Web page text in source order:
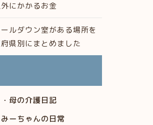
にかかるお金
ルダウン室がある場所を
県別にまとめました
母の介護日記
ーちゃんの日常